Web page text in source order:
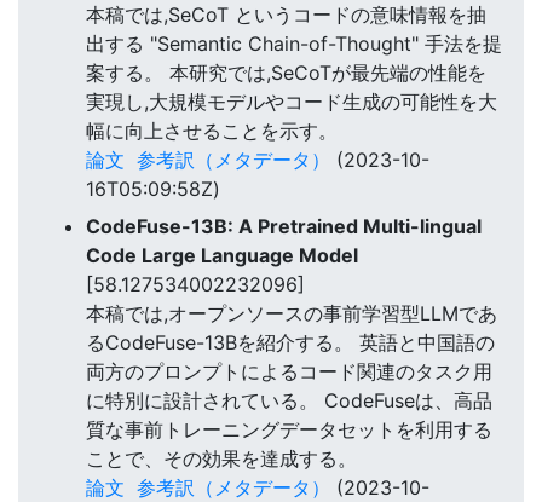
本稿では,SeCoT というコードの意味情報を抽
出する "Semantic Chain-of-Thought" 手法を提
案する。 本研究では,SeCoTが最先端の性能を
実現し,大規模モデルやコード生成の可能性を大
幅に向上させることを示す。
論文 参考訳（メタデータ）
(2023-10-
16T05:09:58Z)
CodeFuse-13B: A Pretrained Multi-lingual
Code Large Language Model
[58.127534002232096]
本稿では,オープンソースの事前学習型LLMであ
るCodeFuse-13Bを紹介する。 英語と中国語の
両方のプロンプトによるコード関連のタスク用
に特別に設計されている。 CodeFuseは、高品
質な事前トレーニングデータセットを利用する
ことで、その効果を達成する。
論文 参考訳（メタデータ）
(2023-10-